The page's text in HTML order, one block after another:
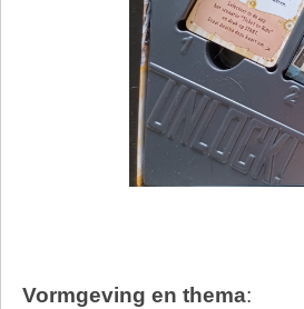
Vormgeving en thema: